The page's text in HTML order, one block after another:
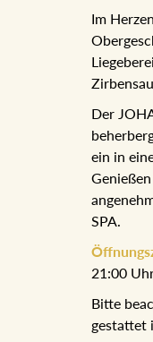
Im
Der
Sie ein in
SPA.
bis 21:00
Bitte
gestattet